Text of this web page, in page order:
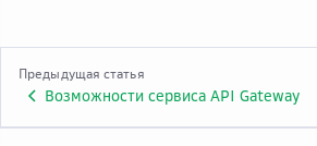
Предыдущая статья
Возможности сервиса API Gateway